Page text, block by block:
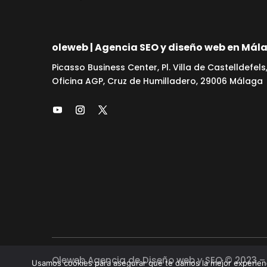
oleweb | Agencia SEO y diseño web en
Picasso Business Center, Pl. Villa de
Oficina AGP, Cruz de Humilladero, 29006 Málaga
Oleweb Agencia de Diseño web y SEO ©
Usamos cookies para asegurar que te damos la mejor